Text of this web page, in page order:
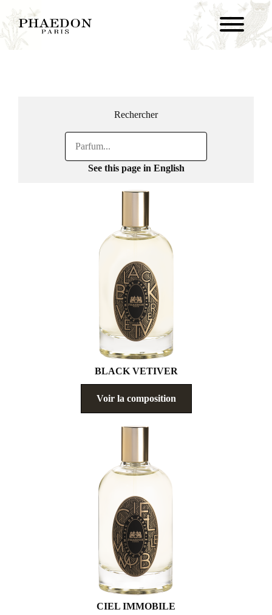
Rechercher
See this page in English
BLACK VETIVER
Voir la composition
CIEL IMMOBILE